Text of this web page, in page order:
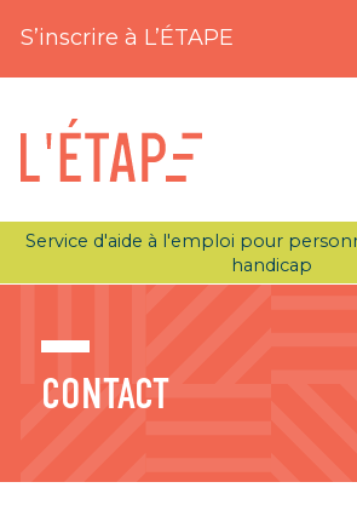
S’inscrire à L’ÉTAPE
Service d'aide à l'emploi pour
handicap
CONTACT